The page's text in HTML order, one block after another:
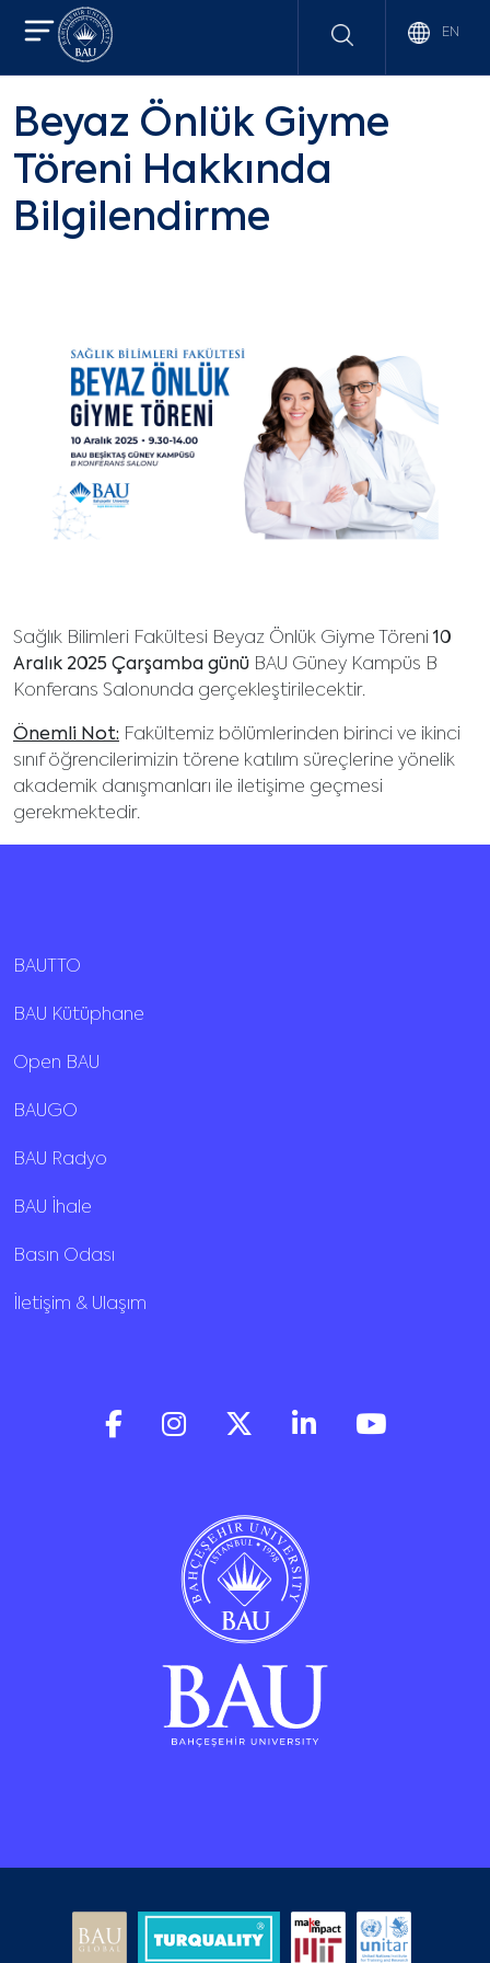
EN
Beyaz Önlük Giyme
Töreni Hakkında
Bilgilendirme
Sağlık Bilimleri Fakültesi Beyaz Önlük Giyme Töreni 10
Aralık 2025 Çarşamba günü BAU Güney Kampüs B
Konferans Salonunda gerçekleştirilecektir.
Önemli Not: Fakültemiz bölümlerinden birinci ve ikinci
sınıf öğrencilerimizin törene katılım süreçlerine yönelik
akademik danışmanları ile iletişime geçmesi
gerekmektedir.
BAUTTO
BAU Kütüphane
Open BAU
BAUGO
BAU Radyo
BAU İhale
Basın Odası
İletişim & Ulaşım